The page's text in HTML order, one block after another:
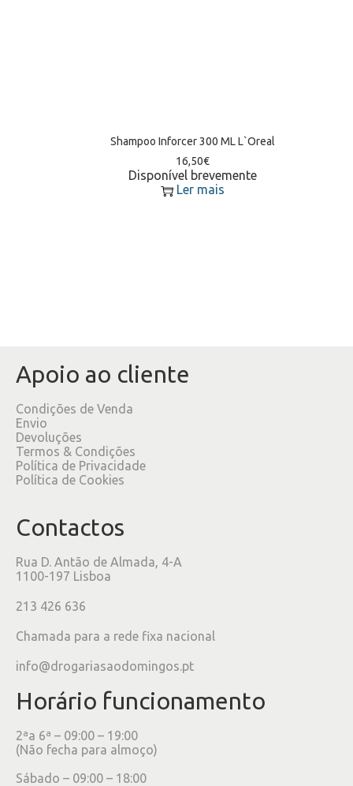
Shampoo Inforcer 300 ML L`Oreal
16,50€
Disponível brevemente
Ler mais
Apoio ao cliente
Condições de Venda
Envio
Devoluções
Termos & Condições
Política de Privacidade
Política de Cookies
Contactos
Rua D. Antão de Almada, 4-A
1100-197 Lisboa
213 426 636
Chamada para a rede fixa nacional
info@drogariasaodomingos.pt
Horário funcionamento
2ªa 6ª – 09:00 – 19:00
(Não fecha para almoço)
Sábado – 09:00 – 18:00